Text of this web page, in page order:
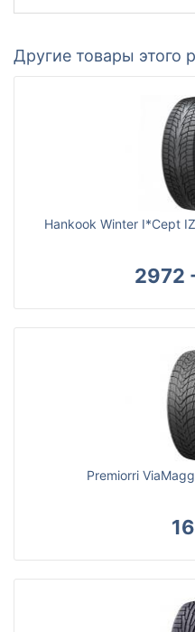
Другие товары этого
Hankook Winter I*Cept
2972
Premiorri